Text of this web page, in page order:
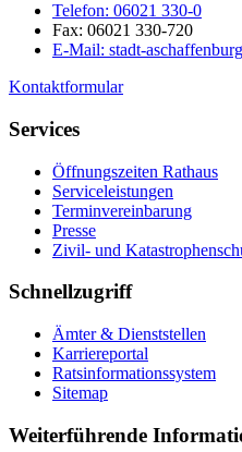
Telefon: 06021 330-0
Fax: 06021 330-720
E-Mail: stadt-
Kontaktformular
Services
Öffnungszeiten Rathaus
Serviceleistungen
Terminvereinbarung
Presse
Zivil- und
Schnellzugriff
Ämter & Dienststellen
Karriereportal
Ratsinformationssystem
Sitemap
Weiterführende